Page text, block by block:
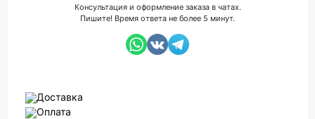
Консультация и оформление заказа в чатах.
Пишите! Время ответа не более 5 минут.
Доставка
Оплата